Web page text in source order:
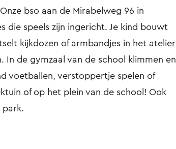
bso aan de Mirabelweg 96 in
die speels zijn ingericht. Je kind bouwt
kijkdozen of armbandjes in het atelier
In de gymzaal van de school klimmen en
voetballen, verstoppertje spelen of
of op het plein van de school! Ook
park.